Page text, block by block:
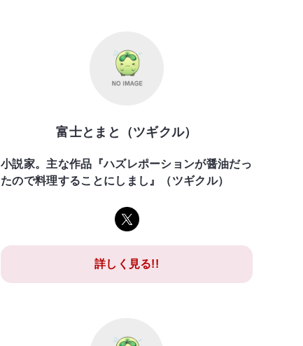
富士とまと（ツギクル）
小説家。主な作品『ハズレポーションが醤油だっ
たので料理することにしまし』（ツギクル）
詳しく見る!!